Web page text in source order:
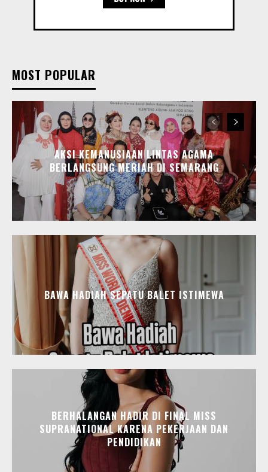
MOST POPULAR
AKSI KEMANUSIAAN LINTAS AGAMA
BERLANGSUNG MERIAH DI SEMARANG
BAWA HADIAH SEPATU BALET ISTIMEWA
BERHALANGAN HADIR DI FINAL MISS
SUPRANATIONAL KARENA PEKERJAAN DAN
PENDIDIKAN